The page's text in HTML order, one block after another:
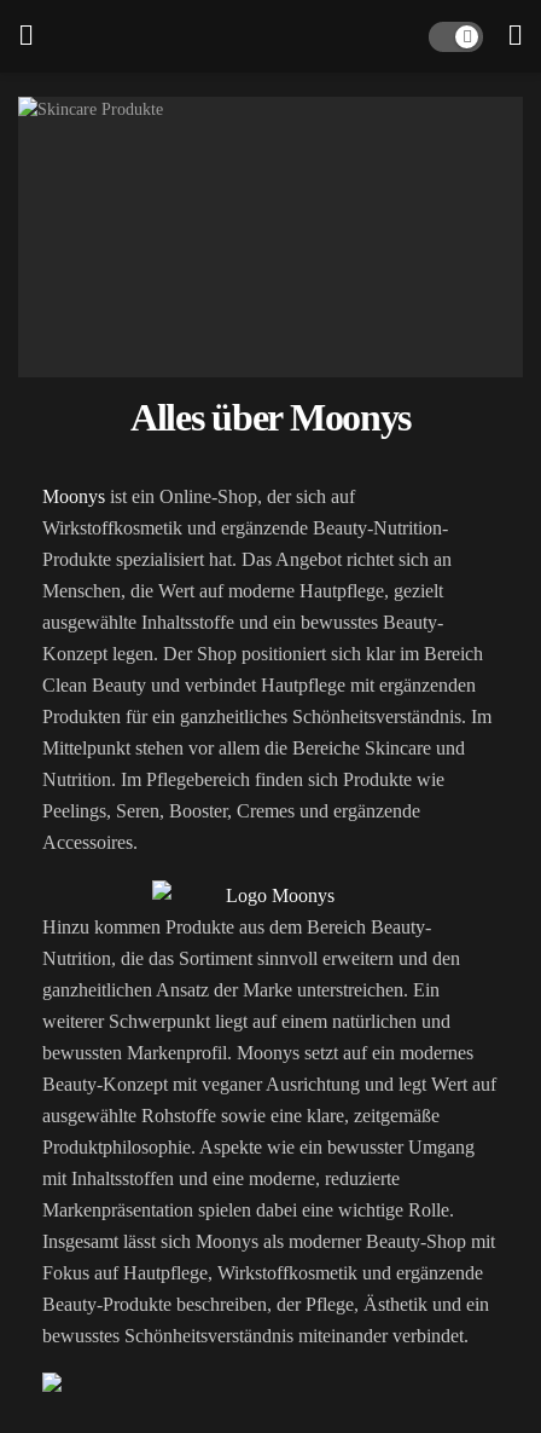
Alles über Moonys
Moonys ist ein Online-Shop, der sich auf
Wirkstoffkosmetik und ergänzende Beauty-Nutrition-
Produkte spezialisiert hat. Das Angebot richtet sich an
Menschen, die Wert auf moderne Hautpflege, gezielt
ausgewählte Inhaltsstoffe und ein bewusstes Beauty-
Konzept legen. Der Shop positioniert sich klar im Bereich
Clean Beauty und verbindet Hautpflege mit ergänzenden
Produkten für ein ganzheitliches Schönheitsverständnis. Im
Mittelpunkt stehen vor allem die Bereiche Skincare und
Nutrition. Im Pflegebereich finden sich Produkte wie
Peelings, Seren, Booster, Cremes und ergänzende
Accessoires.
Hinzu kommen Produkte aus dem Bereich Beauty-
Nutrition, die das Sortiment sinnvoll erweitern und den
ganzheitlichen Ansatz der Marke unterstreichen. Ein
weiterer Schwerpunkt liegt auf einem natürlichen und
bewussten Markenprofil. Moonys setzt auf ein modernes
Beauty-Konzept mit veganer Ausrichtung und legt Wert auf
ausgewählte Rohstoffe sowie eine klare, zeitgemäße
Produktphilosophie. Aspekte wie ein bewusster Umgang
mit Inhaltsstoffen und eine moderne, reduzierte
Markenpräsentation spielen dabei eine wichtige Rolle.
Insgesamt lässt sich Moonys als moderner Beauty-Shop mit
Fokus auf Hautpflege, Wirkstoffkosmetik und ergänzende
Beauty-Produkte beschreiben, der Pflege, Ästhetik und ein
bewusstes Schönheitsverständnis miteinander verbindet.